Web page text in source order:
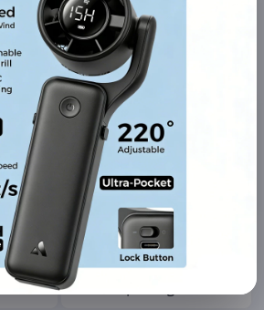
Xem khuyến mãi
BÌNH LUẬN ĐÁNH GIÁ
HỆ THỐNG RẠP
Tất cả hệ thống